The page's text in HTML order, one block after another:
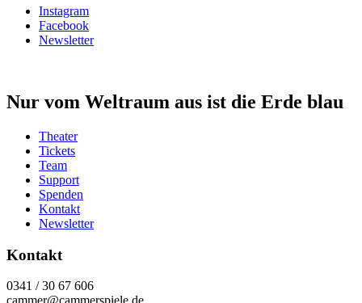
Instagram
Facebook
Newsletter
Nur vom Weltraum aus ist die Erde blau
Theater
Tickets
Team
Support
Spenden
Kontakt
Newsletter
Kontakt
0341 / 30 67 606